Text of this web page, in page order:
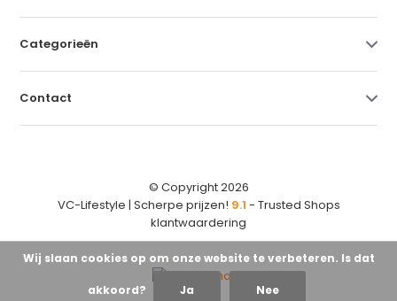
Categorieën
Contact
© Copyright 2026
VC-Lifestyle | Scherpe prijzen! 9.1 - Trusted Shops
klantwaardering
Wij slaan cookies op om onze website te verbeteren. Is dat
akkoord? Ja Nee